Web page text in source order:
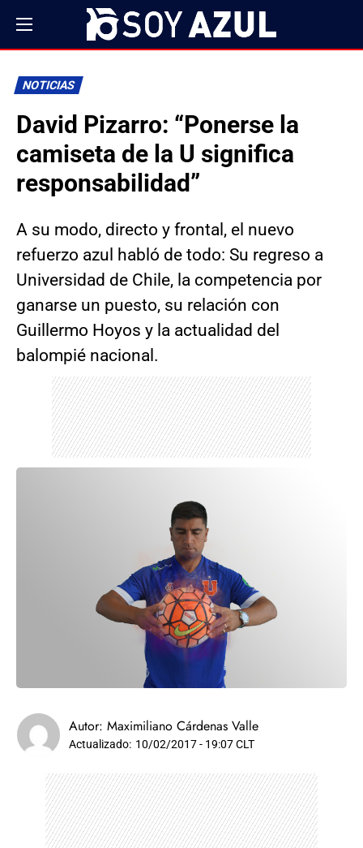
NOTICIAS
David Pizarro: “Ponerse la
camiseta de la U significa
responsabilidad”
A su modo, directo y frontal, el nuevo
refuerzo azul habló de todo: Su regreso a
Universidad de Chile, la competencia por
ganarse un puesto, su relación con
Guillermo Hoyos y la actualidad del
balompié nacional.
Autor: Maximiliano Cárdenas Valle
Actualizado: 10/02/2017 - 19:07 CLT